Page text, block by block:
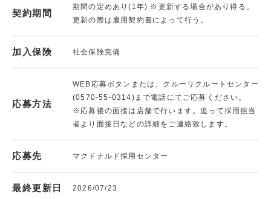
契約期間
期間の定めあり(1年) ※更新する場合があり得る。
更新の際は雇用契約書によって行う。
加入保険 社会保険完備
応募方法
WEB応募ボタンまたは、クルーリクルートセンター
(0570-55-0314)まで電話にてご応募ください。
※応募後の面接は店舗で行います。追って採用担当
者より面接日などの詳細をご連絡致します。
応募先 マクドナルド採用センター
最終更新日 2026/07/23